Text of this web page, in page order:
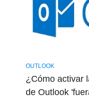
OUTLOOK
¿Cómo activar
de Outlook